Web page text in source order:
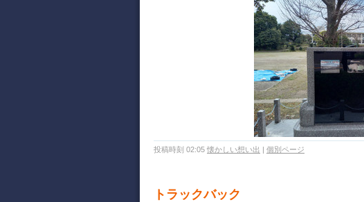
投稿時刻 02:05 懐かしい想い出 | 個別ページ
トラックバック